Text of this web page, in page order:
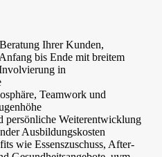
Ihrer Kunden,
bis Ende mit breitem
in
Teamwork und
persönliche Weiterentwicklung
Ausbildungskosten
wie Essenszuschuss, After-